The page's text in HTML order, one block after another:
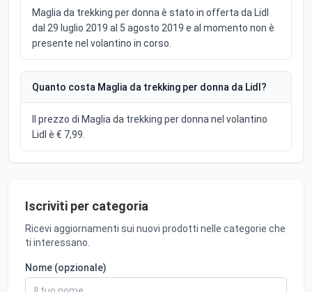
Maglia da trekking per donna è stato in offerta da Lidl
dal 29 luglio 2019 al 5 agosto 2019 e al momento non è
presente nel volantino in corso.
Quanto costa Maglia da trekking per donna da Lidl?
Il prezzo di Maglia da trekking per donna nel volantino
Lidl è € 7,99.
Iscriviti per categoria
Ricevi aggiornamenti sui nuovi prodotti nelle categorie che
ti interessano.
Nome (opzionale)